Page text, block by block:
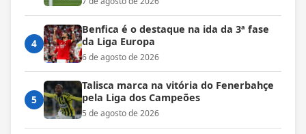
4
Benfica é o destaque na ida da 3ª fase
da Liga Europa
6 de agosto de 2026
5
Talisca marca na vitória do Fenerbahçe
pela Liga dos Campeões
5 de agosto de 2026